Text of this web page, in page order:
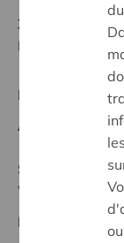
Ziel:
Une
barrières
Regionales
Anfangsdatum:
Stand :
Waasland
Datum:
20/02/